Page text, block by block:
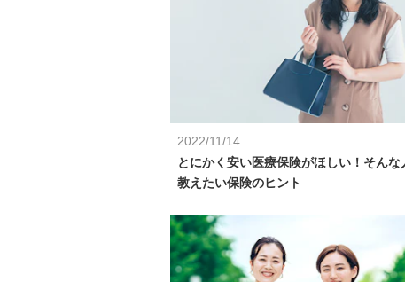
2022/11/14
とにかく安い医療保険がほしい！そんな
教えたい保険のヒント